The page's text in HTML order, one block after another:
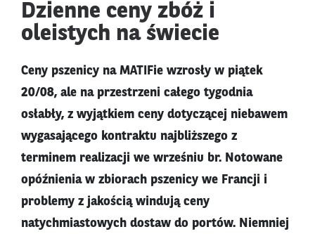
Dzienne ceny zbóż i
oleistych na świecie
Ceny pszenicy na MATIFie wzrosły w piątek
20/08, ale na przestrzeni całego tygodnia
osłabły, z wyjątkiem ceny dotyczącej niebawem
wygasającego kontraktu najbliższego z
terminem realizacji we wrześniu br. Notowane
opóźnienia w zbiorach pszenicy we Francji i
problemy z jakością windują ceny
natychmiastowych dostaw do portów. Niemniej